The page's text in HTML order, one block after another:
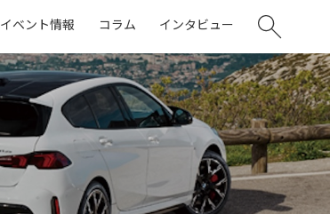
イベント情報 コラム インタビュー